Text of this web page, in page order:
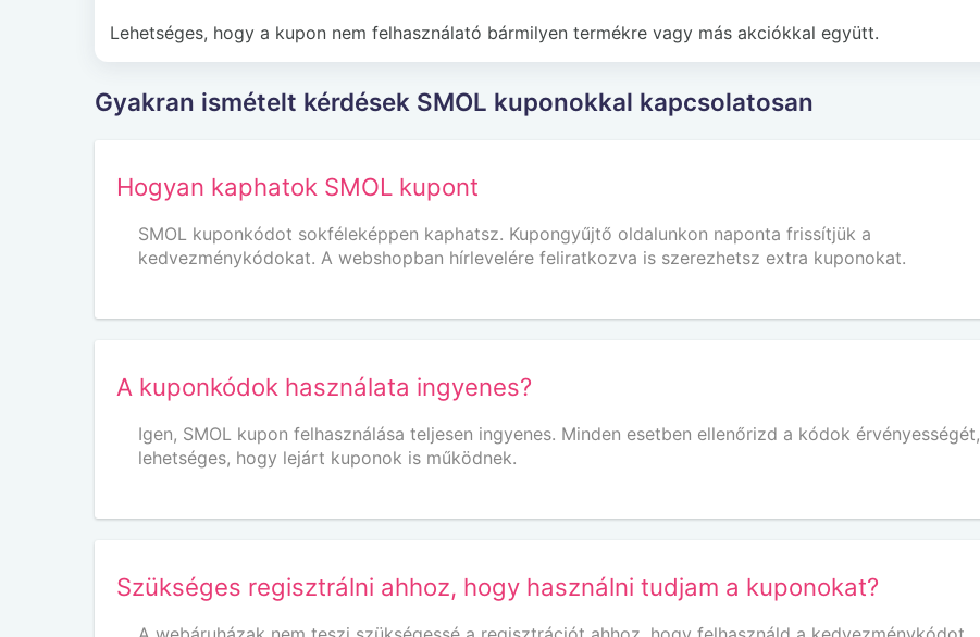
Lehetséges, hogy a kupon nem felhasználató bármilyen termékre vagy más akciókkal együtt.
Gyakran ismételt kérdések SMOL kuponokkal kapcsolatosan
Hogyan kaphatok SMOL kupont
SMOL kuponkódot sokféleképpen kaphatsz. Kupongyűjtő oldalunkon naponta frissítjük a
kedvezménykódokat. A webshopban hírlevelére feliratkozva is szerezhetsz extra kuponokat.
A kuponkódok használata ingyenes?
Igen, SMOL kupon felhasználása teljesen ingyenes. Minden esetben ellenőrizd a kódok érvényességét,
lehetséges, hogy lejárt kuponok is működnek.
Szükséges regisztrálni ahhoz, hogy használni tudjam a kuponokat?